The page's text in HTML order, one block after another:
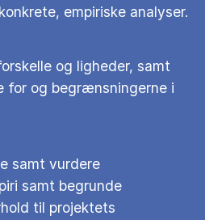
empiriske analyser.
og ligheder, samt
for og begrænsningerne i
samt vurdere
samt begrunde
til projektets